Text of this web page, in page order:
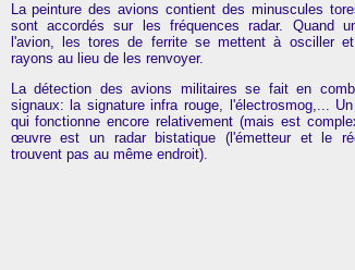
La peinture des avions contient des minuscules
sont accordés sur les fréquences radar. Quand
l'avion, les tores de ferrite se mettent à osciller
rayons au lieu de les renvoyer.
La détection des avions militaires se fait en
signaux: la signature infra rouge, l'électrosmog,...
qui fonctionne encore relativement (mais est
œuvre est un radar bistatique (l'émetteur et le
trouvent pas au même endroit).